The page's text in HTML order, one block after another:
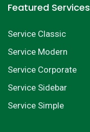
Featured Services
Service Classic
Service Modern
Service Corporate
Service Sidebar
Service Simple